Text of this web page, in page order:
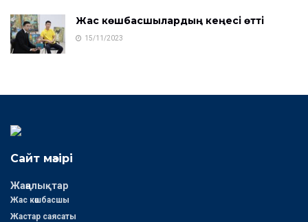
Жас көшбасшылардың кеңесі өтті
15/11/2023
Сайт мәзірі
Жаңалықтар
Жас көшбасшы
Жастар саясаты